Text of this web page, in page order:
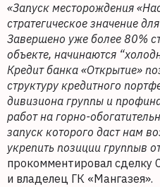
«Запуск месторождения
стратегическое значение
Завершено уже более 80%
объекте, начинаются
Кредит банка «Открытие»
структуру кредитного
дивизиона группы и
работ на горно-
запуск которого даст нам
укрепить позиции группыв
прокомментировал сделку
и владелец ГК «Мангазея».